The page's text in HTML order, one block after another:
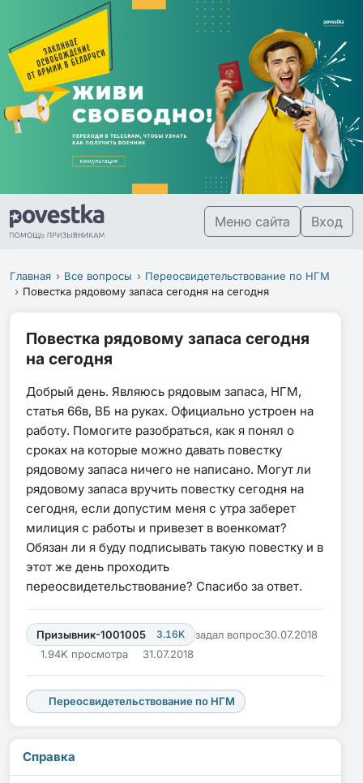
Меню сайта Вход
Главная Все вопросы
Переосвидетельствование по НГМ
Повестка рядовому запаса сегодня на сегодня
Повестка рядовому запаса сегодня
на сегодня
Добрый день. Являюсь рядовым запаса, НГМ,
статья 66в, ВБ на руках. Официально устроен на
работу. Помогите разобраться, как я понял о
сроках на которые можно давать повестку
рядовому запаса ничего не написано. Могут ли
рядовому запаса вручить повестку сегодня на
сегодня, если допустим меня с утра заберет
милиция с работы и привезет в военкомат?
Обязан ли я буду подписывать такую повестку и в
этот же день проходить
переосвидетельствование? Спасибо за ответ.
Призывник-1001005 3.16K задал вопрос30.07.2018
1.94K просмотра
31.07.2018
Переосвидетельствование по НГМ
Справка